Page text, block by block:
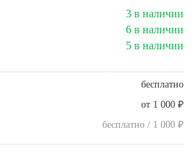
3 в наличии
6 в наличии
5 в наличии
бесплатно
от 1 000 ₽
бесплатно / 1 000 ₽